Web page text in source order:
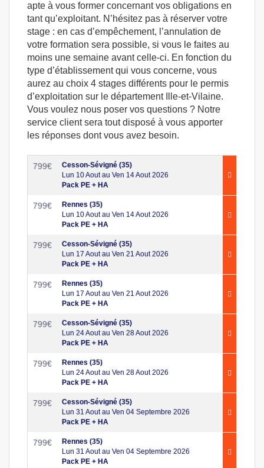
apte à vous former concernant vos obligations en
tant qu’exploitant. N’hésitez pas à réserver votre
stage : en cas d’empêchement, l’annulation de
votre formation sera possible, si vous le faites au
moins une semaine avant celle-ci. En fonction du
type d’établissement qui vous concerne, vous
aurez au choix 4 stages différents pour le permis
d’exploitation sur le département Ille-et-Vilaine.
Vous voulez nous poser vos questions ? Notre
service client sera tout disposé à vous apporter
les réponses dont vous avez besoin.
799€
Cesson-Sévigné (35)
Lun 10 Aout au Ven 14 Aout 2026
Pack PE + HA
799€
Rennes (35)
Lun 10 Aout au Ven 14 Aout 2026
Pack PE + HA
799€
Cesson-Sévigné (35)
Lun 17 Aout au Ven 21 Aout 2026
Pack PE + HA
799€
Rennes (35)
Lun 17 Aout au Ven 21 Aout 2026
Pack PE + HA
799€
Cesson-Sévigné (35)
Lun 24 Aout au Ven 28 Aout 2026
Pack PE + HA
799€
Rennes (35)
Lun 24 Aout au Ven 28 Aout 2026
Pack PE + HA
799€
Cesson-Sévigné (35)
Lun 31 Aout au Ven 04 Septembre 2026
Pack PE + HA
799€
Rennes (35)
Lun 31 Aout au Ven 04 Septembre 2026
Pack PE + HA